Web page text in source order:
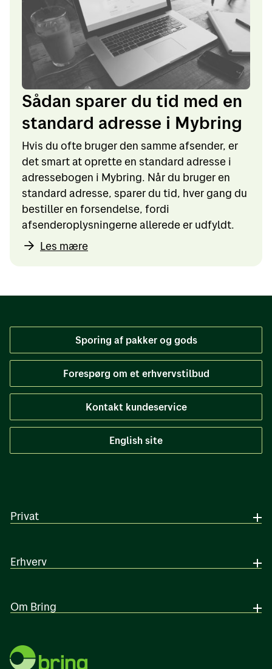
Sådan sparer du tid med en
standard adresse i Mybring
Hvis du ofte bruger den samme afsender, er
det smart at oprette en standard adresse i
adressebogen i Mybring. Når du bruger en
standard adresse, sparer du tid, hver gang du
bestiller en forsendelse, fordi
afsenderoplysningerne allerede er udfyldt.
Les mære
Sporing af pakker og gods
Forespørg om et erhvervstilbud
Kontakt kundeservice
English site
Privat
Erhverv
Om Bring